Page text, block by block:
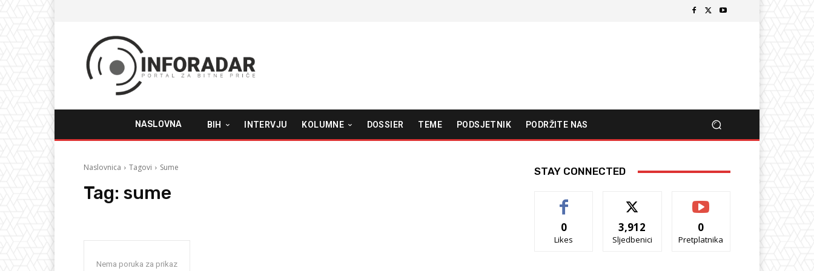
NASLOVNA BIH INTERVJU KOLUMNE DOSSIER TEME PODSJETNIK PODRŽITE NAS
Naslovnica Tagovi Sume
Tag: sume
Nema poruka za prikaz
STAY CONNECTED
0
Likes
3,912
Sljedbenici
0
Pretplatnika